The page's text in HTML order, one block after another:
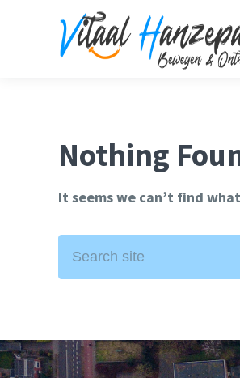
Nothing
It seems we can’t find